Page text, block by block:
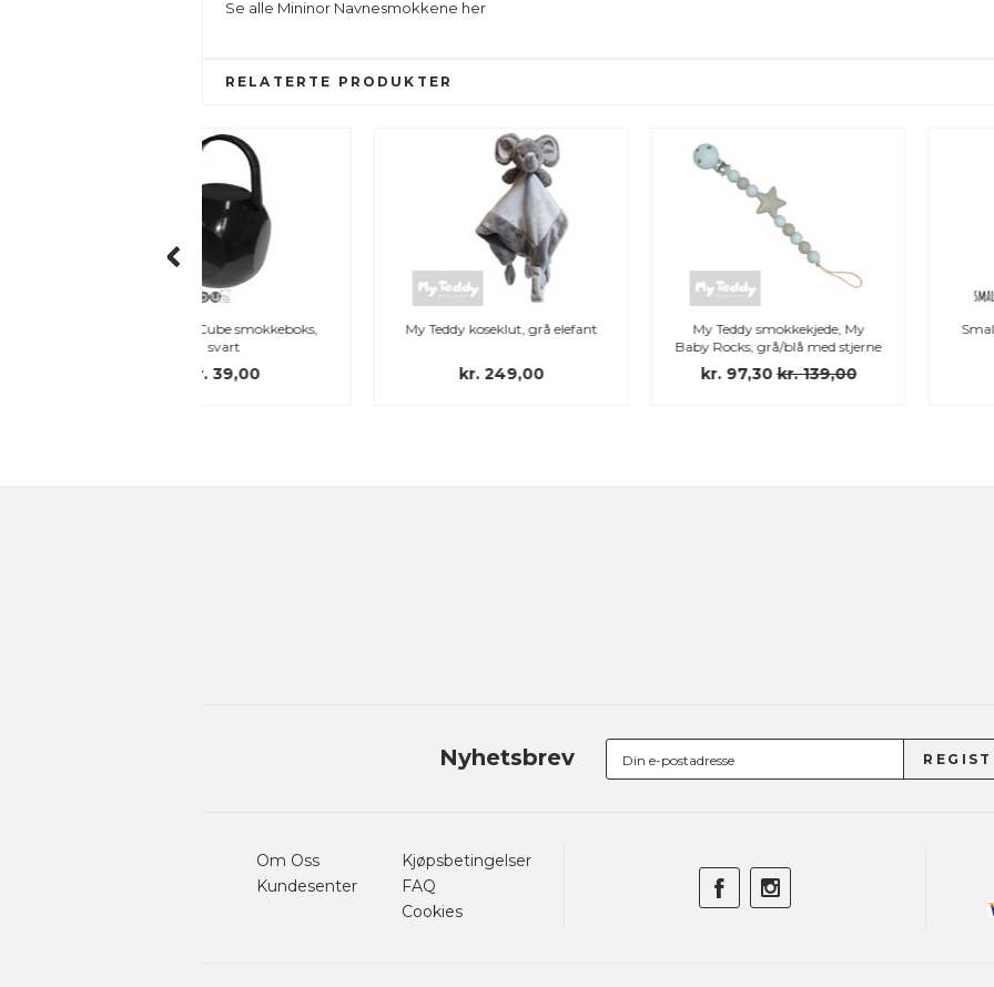
Se alle Mininor Navnesmokkene her
RELATERTE PRODUKTER
My Teddy koseklut, grå elefant
My Teddy smokkekjede, My
Baby Rocks, grå/blå med stjerne
kr. 97,30
Smallstuff smokkekjede, Grey
dot
kr. 109,00
Nyhetsbrev
Om Oss
Kundesenter
Kjøpsbetingelser
FAQ
Cookies